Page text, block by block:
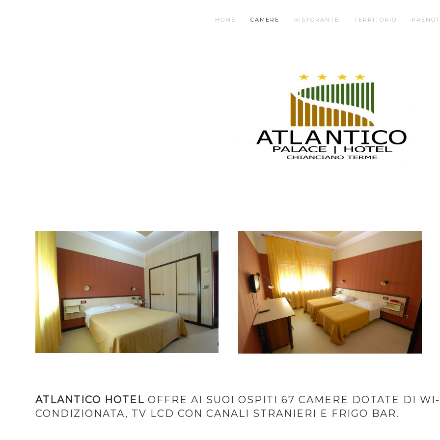
HOME CAMERE RISTORANTE TERRITORIO
ATLANTICO HOTEL OFFRE AI SUOI OSPITI 67 CAMERE DOTATE DI
CONDIZIONATA, TV LCD CON CANALI STRANIERI E FRIGO BAR.